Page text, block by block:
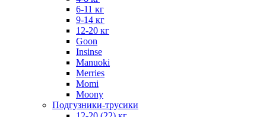
6-11 кг
9-14 кг
12-20 кг
Goon
Insinse
Manuoki
Merries
Momi
Moony
Подгузники-трусики